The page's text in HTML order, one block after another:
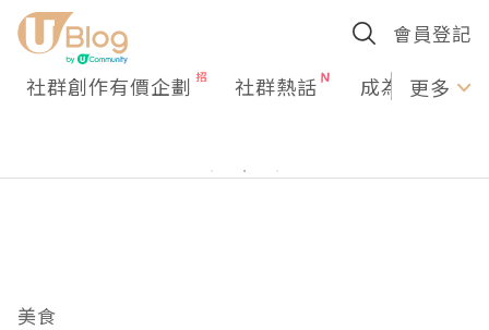
會員登記
社群創作有價企劃 社群熱話 成為U更多
美食